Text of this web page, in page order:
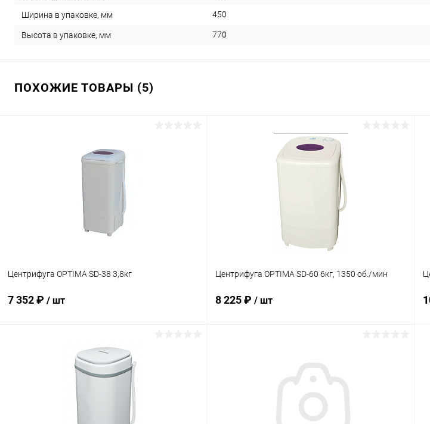
Ширина в упаковке, мм 450
Высота в упаковке, мм 770
ПОХОЖИЕ ТОВАРЫ (5)
Центрифуга OPTIMA SD-38 3,8кг
7 352 ₽ / шт
В корзину
Сравнение
В наличии
Центрифуга OPTIMA SD-60 6кг, 1350 об./мин
8 225 ₽ / шт